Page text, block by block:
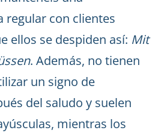
regular con clientes
ellos se despiden así: Mit
. Además, no tienen
un signo de
del saludo y suelen
mientras los